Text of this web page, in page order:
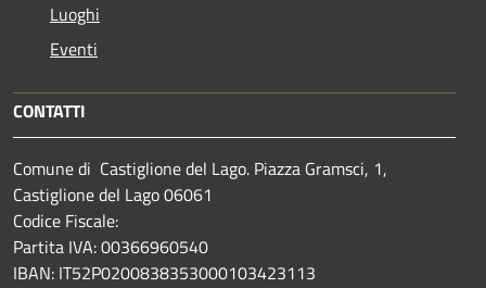
Luoghi
Eventi
CONTATTI
Comune di Castiglione del Lago. Piazza Gramsci, 1,
Castiglione del Lago 06061
Codice Fiscale:
Partita IVA: 00366960540
IBAN: IT52P0200838353000103423113